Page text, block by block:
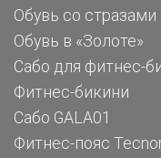
Обувь со стразами
Обувь в «Золоте»
Сабо для фитнес-
Фитнес-бикини
Сабо GALA01
Фитнес-пояс